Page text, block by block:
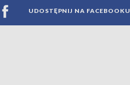
UDOSTĘPNIJ NA FACEBOOKU